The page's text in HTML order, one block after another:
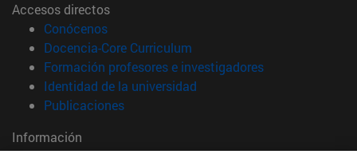
Accesos directos
Conócenos(abre en nueva ventana)
Docencia-Core Curriculum
Formación profesores e investigadores(abre en nueva
Identidad de la universidad
Publicaciones(abre en nueva ventana)
Información
TFNO +34 948 42 56 00